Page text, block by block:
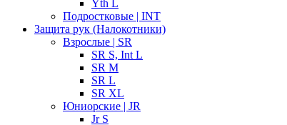
Yth L
Подростковые | INT
Защита рук (Налокотники)
Взрослые | SR
SR S, Int L
SR M
SR L
SR XL
Юниорские | JR
Jr S